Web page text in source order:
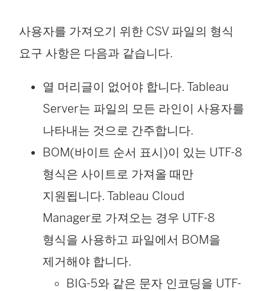
서
열
림
)
사용자를 가져오기 위한 CSV 파일의 형식
요구 사항은 다음과 같습니다.
열 머리글이 없어야 합니다. Tableau
Server는 파일의 모든 라인이 사용자를
나타내는 것으로 간주합니다.
BOM(바이트 순서 표시)이 있는 UTF-8
형식은 사이트로 가져올 때만
지원됩니다. Tableau Cloud
Manager로 가져오는 경우 UTF-8
형식을 사용하고 파일에서 BOM을
제거해야 합니다.
BIG-5와 같은 문자 인코딩을 UTF-